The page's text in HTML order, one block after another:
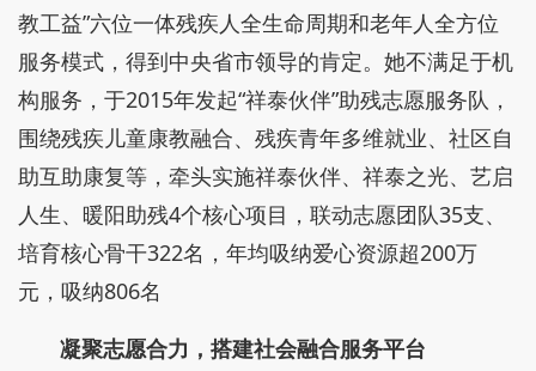
教工益”六位一体残疾人全生命周期和老年人全方位
服务模式，得到中央省市领导的肯定。她不满足于机
构服务，于2015年发起“祥泰伙伴”助残志愿服务队，
围绕残疾儿童康教融合、残疾青年多维就业、社区自
助互助康复等，牵头实施祥泰伙伴、祥泰之光、艺启
人生、暖阳助残4个核心项目，联动志愿团队35支、
培育核心骨干322名，年均吸纳爱心资源超200万
元，吸纳806名
凝聚志愿合力，搭建社会融合服务平台